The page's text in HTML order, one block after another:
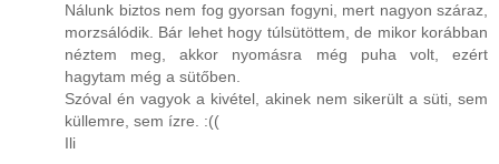
Nálunk biztos nem fog gyorsan fogyni, mert nagyon száraz,
morzsálódik. Bár lehet hogy túlsütöttem, de mikor korábban
néztem meg, akkor nyomásra még puha volt, ezért
hagytam még a sütőben.
Szóval én vagyok a kivétel, akinek nem sikerült a süti, sem
küllemre, sem ízre. :((
Ili